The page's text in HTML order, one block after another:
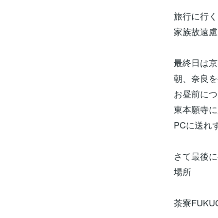
旅行に行
家族故遠
最終日は
朝、奈良
お昼前に
東本願寺
PCに送れ
さて最後
場所
茶寮